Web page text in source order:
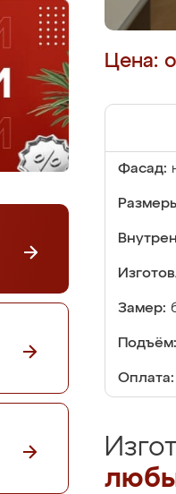
Цена:
Фасад:
Замер:
Подъём:
Оплата: